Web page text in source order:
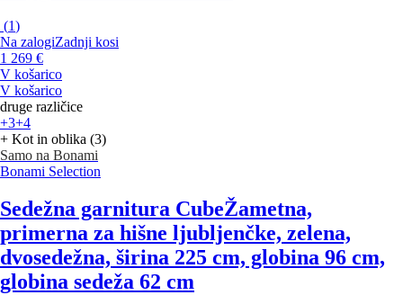
(1)
Na zalogiZadnji kosi
1 269 €
V košarico
V košarico
druge različice
+3+4
+ Kot in oblika (3)
Samo na Bonami
Bonami Selection
Sedežna garnitura CubeŽametna,
primerna za hišne ljubljenčke, zelena,
dvosedežna, širina 225 cm, globina 96 cm,
globina sedeža 62 cm